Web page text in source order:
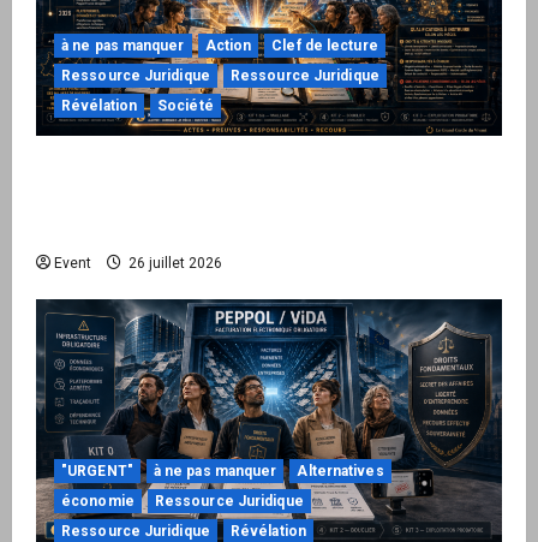
à ne pas manquer Action
Clef de lecture
Ressource Juridique
Ressource Juridique
Révélation
Société
Event 26 juillet 2026
"URGENT" à ne pas manquer
Alternatives
économie
Ressource Juridique
Ressource Juridique
Révélation